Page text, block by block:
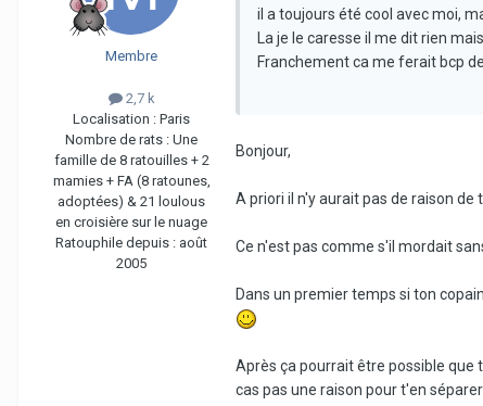
Membre
2,7 k
Localisation : Paris
Nombre de rats : Une
famille de 8 ratouilles + 2
mamies + FA (8 ratounes,
adoptées) & 21 loulous
en croisière sur le nuage
Ratouphile depuis : août
2005
il a toujours été cool avec moi,
La je le caresse il me dit rien
Franchement ca me ferait bcp
Bonjour,
A priori il n'y aurait pas de raison
Ce n'est pas comme s'il mordait
Dans un premier temps si ton
Après ça pourrait être possible que
cas pas une raison pour t'en